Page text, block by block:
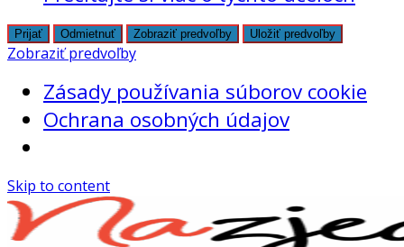
Prijať Odmietnuť Zobraziť predvoľby Uložiť predvoľby
Zobraziť predvoľby
Zásady používania súborov cookie
Ochrana osobných údajov
Skip to content